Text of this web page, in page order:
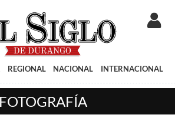
REGIONAL NACIONAL INTERNACIONAL
FOTOGRAFÍA